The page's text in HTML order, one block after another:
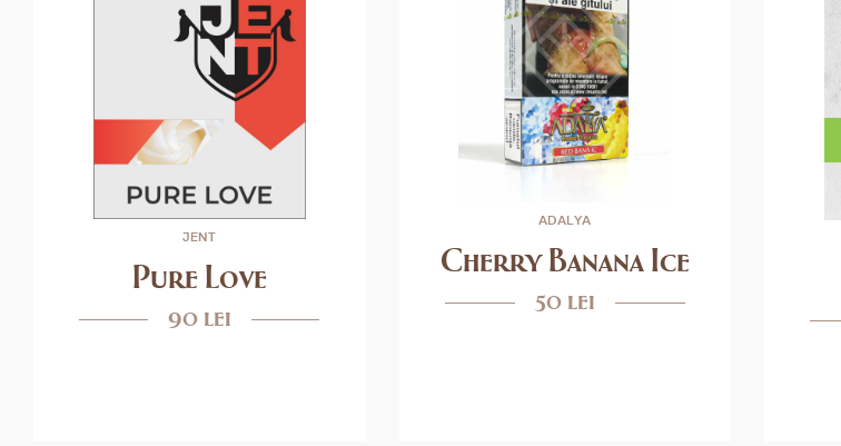
JENT
Pure Love
90 lei
ADALYA
Cherry Banana Ice
50 lei